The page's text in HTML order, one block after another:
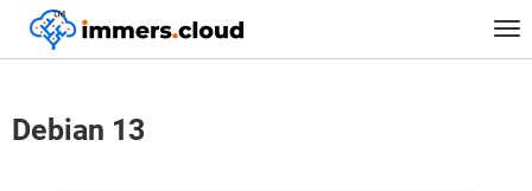
™
Главная Предустановленные Образы
Debian 13